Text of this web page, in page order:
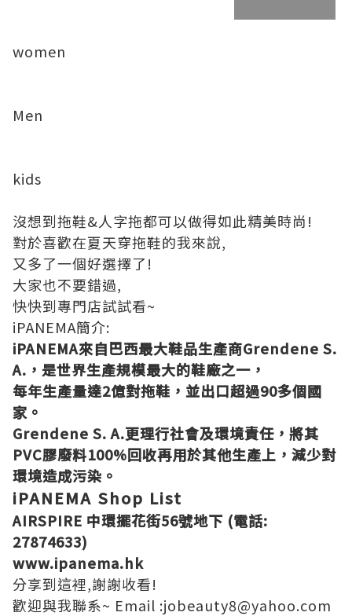
women
Men
kids
沒想到拖鞋&人字拖都可以做得如此精美時尚!
對於喜歡在夏天穿拖鞋的我來說,
又多了一個好選擇了!
大家也不要錯過,
快快到專門店試試看~
iPANEMA簡介:
iPANEMA來自巴西最大鞋品生產商Grendene S.
A.，是世界生產規模最大的鞋廠之一，
每年生產量達2億對拖鞋，並出口超過90多個國
家。
Grendene S. A.更理行社會及環境責任，將其
PVC膠廢料100%回收再用於其他生產上，減少對
環境造成污染。
iPANEMA Shop List
AIRSPIRE 中環擺花街56號地下 (電話:
27874633)
www.ipanema.hk
分享到這裡,謝謝收看!
歡迎與我聯系~ Email :jobeauty8@yahoo.com